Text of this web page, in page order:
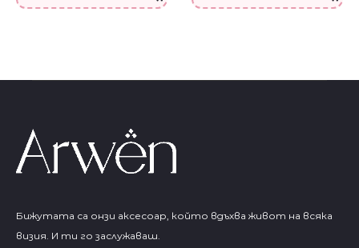
Бижутата са онзи аксесоар, който вдъхва живот на всяка
визия. И ти го заслужаваш.